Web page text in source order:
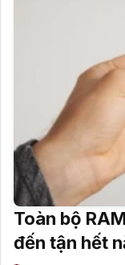
Toàn bộ
đến tận hết